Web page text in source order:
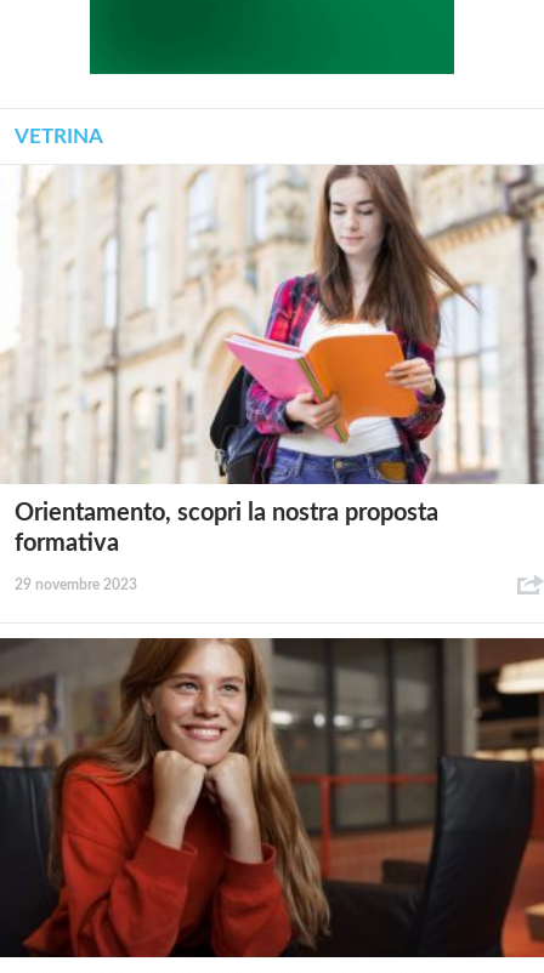
VETRINA
Orientamento, scopri la nostra proposta
formativa
29 novembre 2023